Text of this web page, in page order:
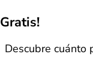
Gratis!
Descubre cuánto